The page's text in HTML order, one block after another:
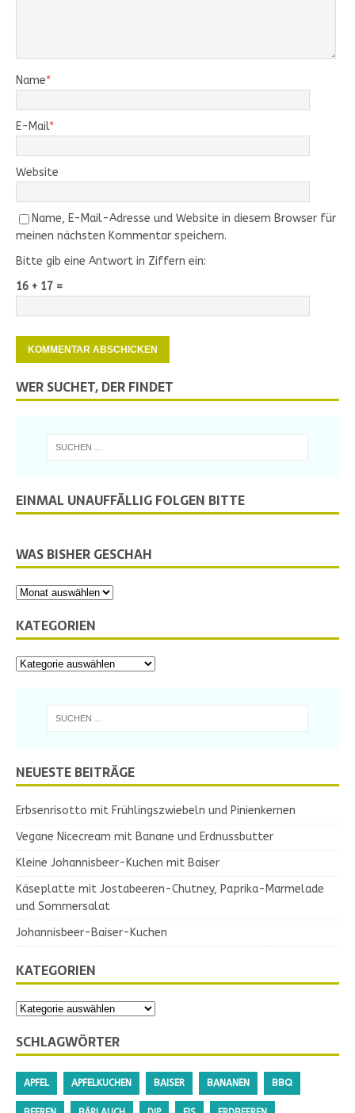
Name*
E-Mail*
Website
Name, E-Mail-Adresse und Website in diesem Browser für
meinen nächsten Kommentar speichern.
Bitte gib eine Antwort in Ziffern ein:
16 + 17 =
WER SUCHET, DER FINDET
EINMAL UNAUFFÄLLIG FOLGEN BITTE
WAS BISHER GESCHAH
KATEGORIEN
NEUESTE BEITRÄGE
Erbsenrisotto mit Frühlingszwiebeln und Pinienkernen
Vegane Nicecream mit Banane und Erdnussbutter
Kleine Johannisbeer-Kuchen mit Baiser
Käseplatte mit Jostabeeren-Chutney, Paprika-Marmelade
und Sommersalat
Johannisbeer-Baiser-Kuchen
KATEGORIEN
SCHLAGWÖRTER
APFEL APFELKUCHEN BAISER BANANEN BBQ